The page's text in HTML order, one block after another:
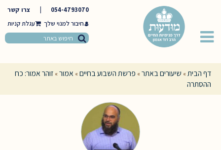
054-4793070
צרו קשר
חיבור למנוי שלך
דף הבית» שיעורים באתר» פרשת השבוע בחיים» אמור» זוהר אמור: כח
ההסתרה